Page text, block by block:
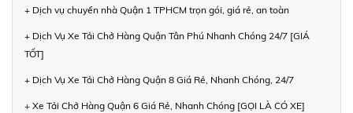
+ Dịch vụ chuyển nhà Quận 1 TPHCM trọn gói, giá rẻ, an toàn
+ Dịch Vụ Xe Tải Chở Hàng Quận Tân Phú Nhanh Chóng 24/7 [GIÁ
TỐT]
+ Dịch Vụ Xe Tải Chở Hàng Quận 8 Giá Rẻ, Nhanh Chóng, 24/7
+ Xe Tải Chở Hàng Quận 6 Giá Rẻ, Nhanh Chóng [GỌI LÀ CÓ XE]